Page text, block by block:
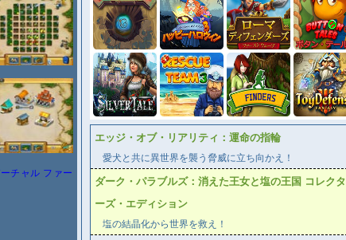
エッジ・オブ・リアリティ：運命の指輪
愛犬と共に異世界を襲う脅威に立ち向かえ！
ダーク・パラブルズ：消えた王女と塩の王国 コレクタ
ーズ・エディション
塩の結晶化から世界を救え！